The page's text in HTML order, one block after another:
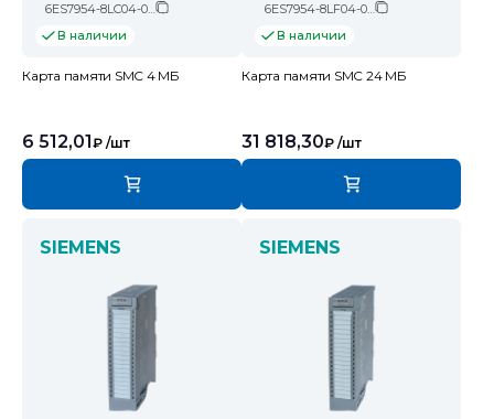
6ES7954-8LC04-0AA0
В наличии
Карта памяти SMC 4 МБ
6 512,01₽ /шт
6ES7954-8LF04-0AA0
В наличии
Карта памяти SMC 24 МБ
31 818,30₽ /шт
SIEMENS SIEMENS